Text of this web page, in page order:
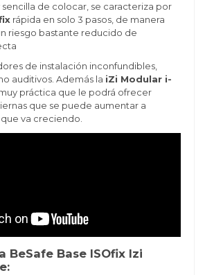
sencilla de colocar, se caracteriza por
rápida en solo 3 pasos, de manera
riesgo bastante reducido de
de instalación inconfundibles,
auditivos. Además la iZi Modular i-
práctica que le podrá ofrecer
que se puede aumentar a
va creciendo.
BeSafe Base ISOfix Izi